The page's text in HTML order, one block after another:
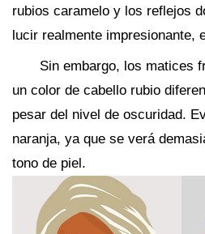
rubios caramelo y los reflejos
lucir realmente impresionante,
Sin embargo, los matices
un color de cabello rubio
pesar del nivel de oscuridad.
naranja, ya que se verá
tono de piel.